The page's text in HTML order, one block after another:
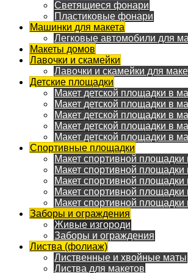
Светящиеся фонари
Пластиковые фонари
Машинки для макета
Легковые автомобили для
Макеты домов
Лавочки и скамейки
Лавочки и скамейки для
Детские площадки
Макет детской площадки в
Макет детской площадки в
Макет детской площадки в
Макет детской площадки в
Макет детской площадки в
Спортивные площадки
Макет спортивной
Макет спортивной
Макет спортивной
Макет спортивной
Макет спортивной
Заборы и ограждения
Живые изгороди
Заборы и ограждения
Листва (фолиаж)
Лиственные и хвойные маты
Листва для макетов